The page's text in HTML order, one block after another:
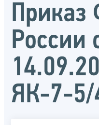
Приказ
России
ЯК-7-5/